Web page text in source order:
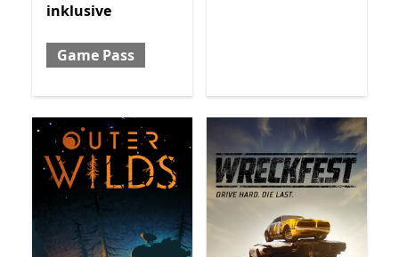
inklusive
Game Pass